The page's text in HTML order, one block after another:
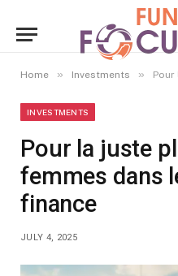
Home » Investments » Pour la
INVESTMENTS
Pour la juste
femmes dans
finance
JULY 4, 2025